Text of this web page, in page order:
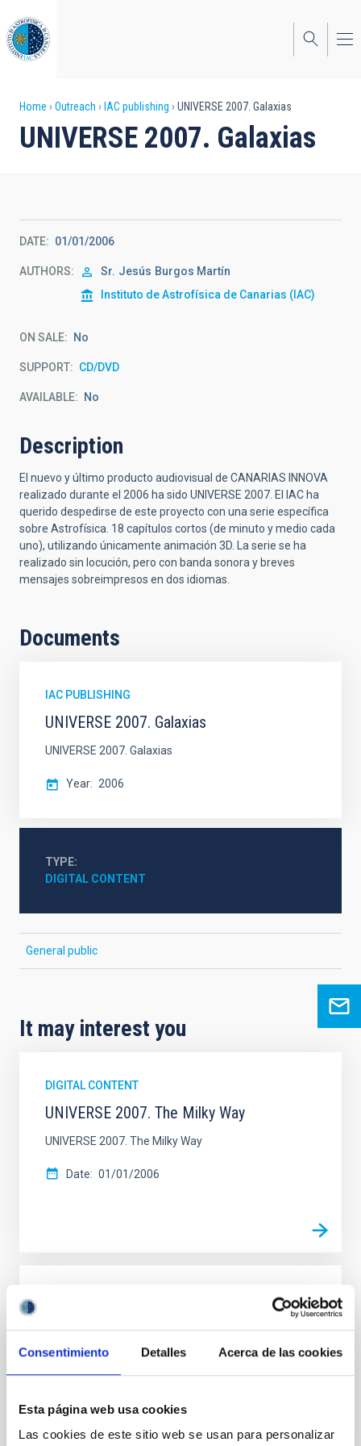
Consentimiento Detalles Acerca de las cookies
Esta página web usa cookies
Las cookies de este sitio web se usan para personalizar
to
main
content
Breadcrumb
Home Outreach IAC publishing UNIVERSE 2007. Galaxias
UNIVERSE 2007. Galaxias
DATE 01/01/2006
AUTHORS Sr. Jesús Burgos Martín
Instituto de Astrofísica de Canarias (IAC)
ON SALE No
SUPPORT CD/DVD
AVAILABLE No
Description
El nuevo y último producto audiovisual de CANARIAS INNOVA
realizado durante el 2006 ha sido UNIVERSE 2007. El IAC ha
querido despedirse de este proyecto con una serie específica
sobre Astrofísica. 18 capítulos cortos (de minuto y medio cada
uno), utilizando únicamente animación 3D. La serie se ha
realizado sin locución, pero con banda sonora y breves
mensajes sobreimpresos en dos idiomas.
Documents
IAC PUBLISHING
UNIVERSE 2007. Galaxias
UNIVERSE 2007. Galaxias
Year 2006
TYPE
DIGITAL CONTENT
General public
It may interest you
DIGITAL CONTENT
UNIVERSE 2007. The Milky Way
UNIVERSE 2007. The Milky Way
Date 01/01/2006
UNIVERSE 2007. The Sun
UNIVERSE 2007. The Sun